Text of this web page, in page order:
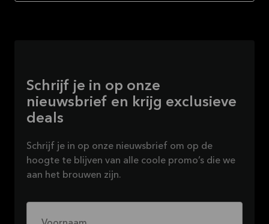
Schrijf je in op onze
nieuwsbrief en krijg exclusieve
deals
Schrijf je in op onze nieuwsbrief om op de
hoogte te blijven van alle coole promo’s die we
aan het brouwen zijn.